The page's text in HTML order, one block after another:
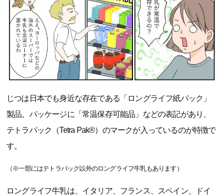
じつは日本でも身近な存在である「ロングライフ紙パック」
製品。パッケージに「常温保存可能品」などの表記があり、
テトラパック（Tetra Pak®）のマークが入っているのが特徴で
す。
（※一部にはテトラパック以外のロングライフ牛乳もあります）
ロングライフ牛乳は、イタリア、フランス、スペイン、ドイ